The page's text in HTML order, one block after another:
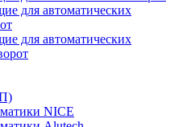
для автоматических
для автоматических
NICE